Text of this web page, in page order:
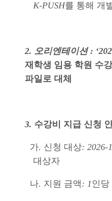
K-PUSH를 통해 개
2. 오리엔테이션 :
재학생 임용 학원 수
파일로 대체
3. 수강비 지급 신청
가. 신청 대상: 2026-1
대상자
나. 지원 금액: 1 인당